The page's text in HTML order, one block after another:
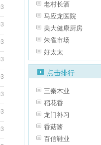
老村长酒
马应龙医院
美大健康厨房
朱雀市场
好太太
点击排行
三秦木业
稻花香
龙门补习
香菇酱
百信鞋业